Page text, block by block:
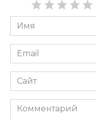
Имя
*
Email
*
Сайт
Комментарий